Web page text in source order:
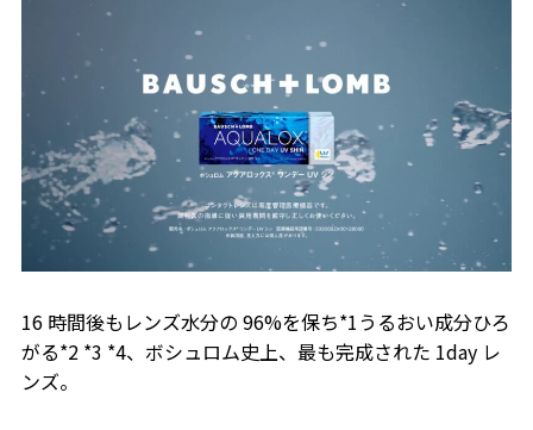
16 時間後もレンズ水分の 96%を保ち*1うるおい成分ひろ
がる*2 *3 *4、ボシュロム史上、最も完成された 1day レ
ンズ。